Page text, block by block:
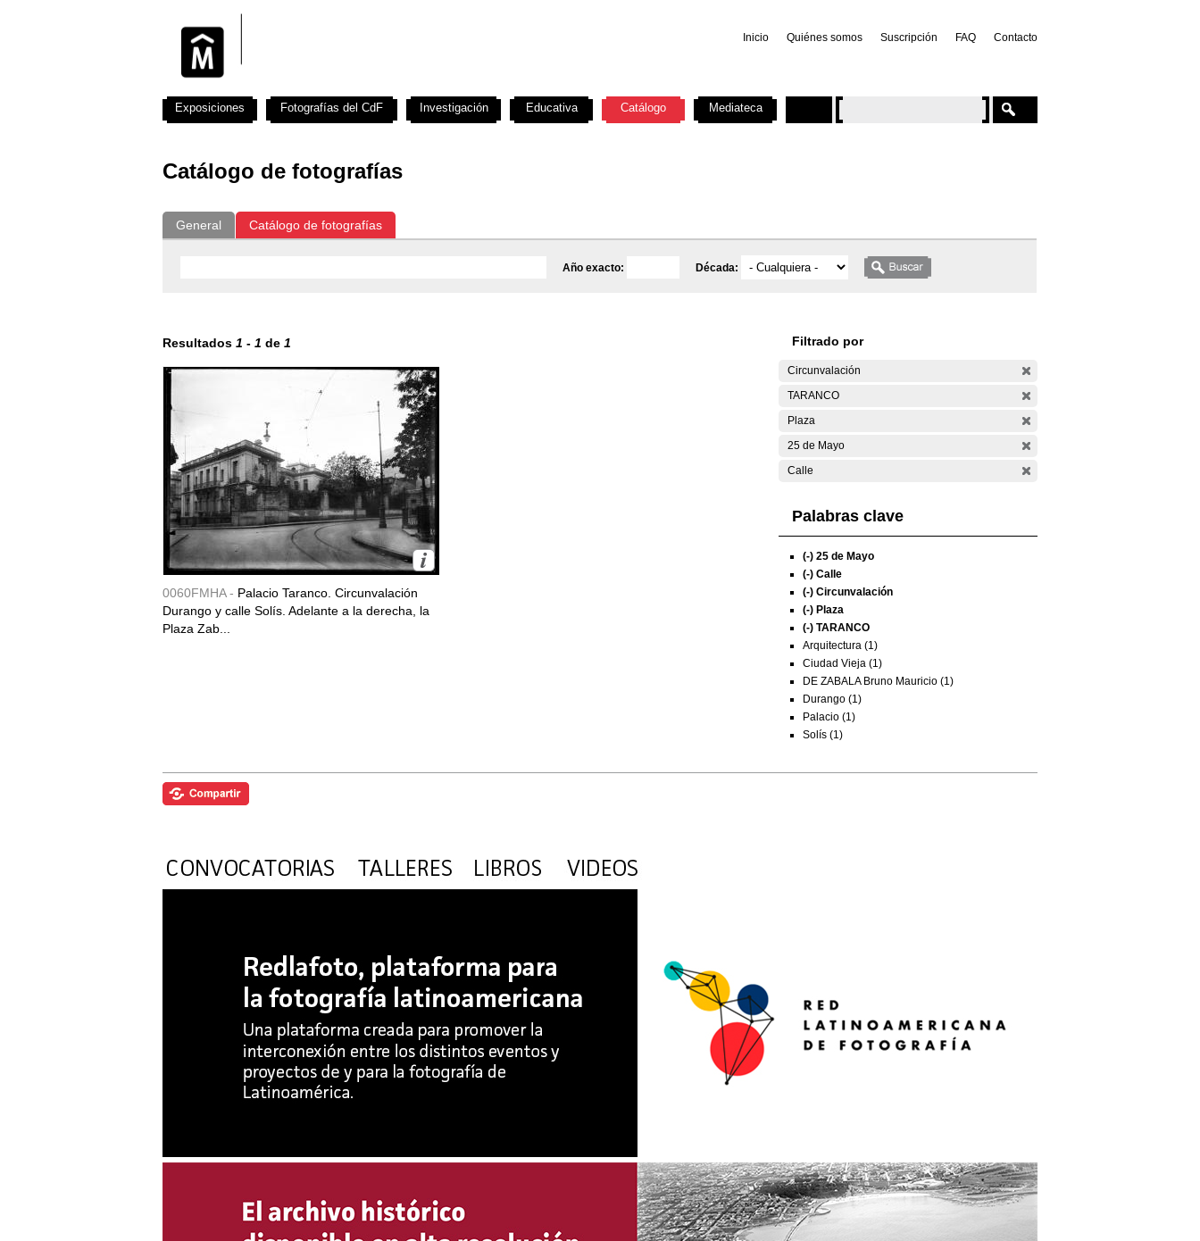
Inicio Quiénes somos Suscripción FAQ Contacto
Catálogo de fotografías
General Catálogo de fotografías
Año exacto: Década:
Resultados 1 - 1 de 1
0060FMHA - Palacio Taranco. Circunvalación
Durango y calle Solís. Adelante a la derecha, la
Plaza Zab...
Filtrado por
Circunvalación
TARANCO
Plaza
25 de Mayo
Calle
Palabras clave
(-) 25 de Mayo
(-) Calle
(-) Circunvalación
(-) Plaza
(-) TARANCO
Arquitectura (1)
Ciudad Vieja (1)
DE ZABALA Bruno Mauricio (1)
Durango (1)
Palacio (1)
Solís (1)
Exposiciones Fotografías del CdF Investigación Educativa Catálogo Mediateca